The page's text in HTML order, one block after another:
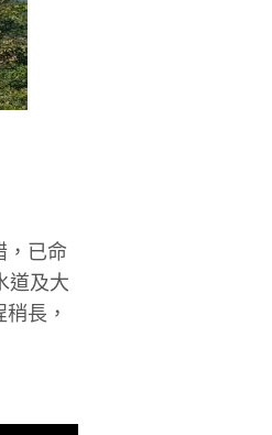
，已命
道及大
長，